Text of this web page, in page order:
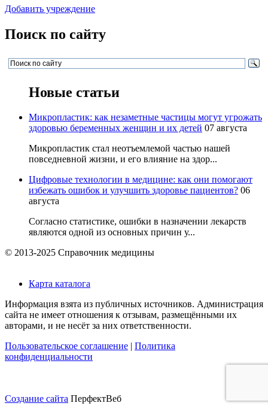
Добавить учреждение
Поиск по сайту
Новые статьи
Микропластик: как незаметные частицы могут угрожать
здоровью беременных женщин и их детей 07 августа
Микропластик стал неотъемлемой частью нашей
повседневной жизни, и его влияние на здор...
Цифровые технологии в медицине: как они помогают
избежать ошибок и улучшить здоровье пациентов? 06
августа
Согласно статистике, ошибки в назначении лекарств
являются одной из основных причин у...
© 2013-2025 Справочник медицины
Карта каталога
Информация взята из публичных источников. Администрация
сайта не имеет отношения к отзывам, размещёнными их
авторами, и не несёт за них ответственности.
Пользовательское соглашение
Политика
конфиденциальности
Создание сайта ПерфектВеб